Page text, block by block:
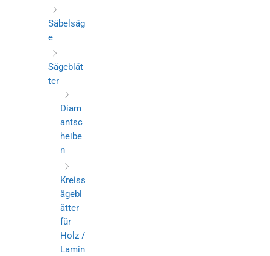
Säbelsäg
e
Sägeblät
ter
Diam
antsc
heibe
n
Kreiss
ägebl
ätter
für
Holz /
Lamin